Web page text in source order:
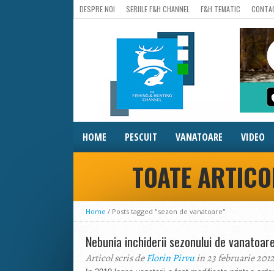
DESPRE NOI SERIILE F&H CHANNEL F&H TEMATIC
HOME PESCUIT VANATOARE VIDEO
TOATE
Home / Posts tagged "sezon de vanatoare"
Nebunia inchiderii sezonului de
Articol scris deFlorin Pirvuin 23 februarie 2012